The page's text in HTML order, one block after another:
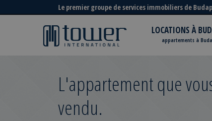
Le premier groupe de services immobiliers de
LOCATIONS À
appartements à
L'appartement que
vendu.